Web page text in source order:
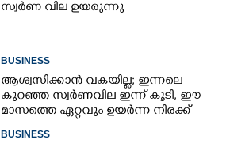
സ്വർണ വില ഉയരുന്നു
BUSINESS
ആശ്വസിക്കാൻ വകയില്ല; ഇന്നലെ
കുറഞ്ഞ സ്വർണവില ഇന്ന് കൂടി, ഈ
മാസത്തെ ഏറ്റവും ഉയർന്ന നിരക്ക്
BUSINESS